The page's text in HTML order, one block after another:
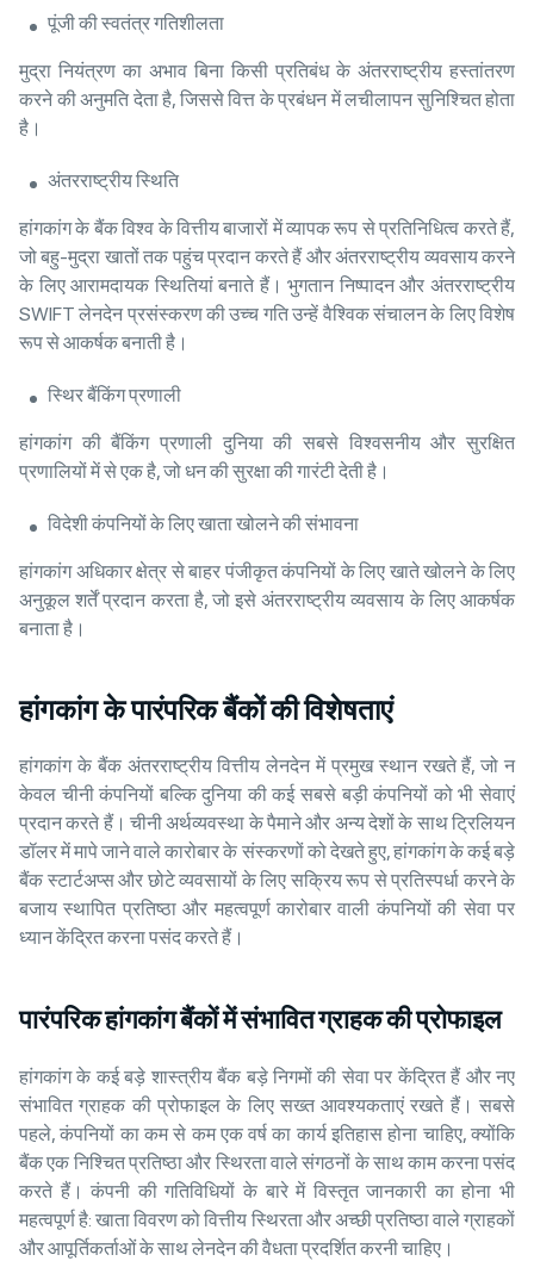
पूंजी की स्वतंत्र गतिशीलता
मुद्रा नियंत्रण का अभाव बिना किसी प्रतिबंध के अंतरराष्ट्रीय हस्तांतरण
करने की अनुमति देता है, जिससे वित्त के प्रबंधन में लचीलापन सुनिश्चित होता
है।
अंतरराष्ट्रीय स्थिति
हांगकांग के बैंक विश्व के वित्तीय बाजारों में व्यापक रूप से प्रतिनिधित्व करते हैं,
जो बहु-मुद्रा खातों तक पहुंच प्रदान करते हैं और अंतरराष्ट्रीय व्यवसाय करने
के लिए आरामदायक स्थितियां बनाते हैं। भुगतान निष्पादन और अंतरराष्ट्रीय
SWIFT लेनदेन प्रसंस्करण की उच्च गति उन्हें वैश्विक संचालन के लिए विशेष
रूप से आकर्षक बनाती है।
स्थिर बैंकिंग प्रणाली
हांगकांग की बैंकिंग प्रणाली दुनिया की सबसे विश्वसनीय और सुरक्षित
प्रणालियों में से एक है, जो धन की सुरक्षा की गारंटी देती है।
विदेशी कंपनियों के लिए खाता खोलने की संभावना
हांगकांग अधिकार क्षेत्र से बाहर पंजीकृत कंपनियों के लिए खाते खोलने के लिए
अनुकूल शर्तें प्रदान करता है, जो इसे अंतरराष्ट्रीय व्यवसाय के लिए आकर्षक
बनाता है।
हांगकांग के पारंपरिक बैंकों की विशेषताएं
हांगकांग के बैंक अंतरराष्ट्रीय वित्तीय लेनदेन में प्रमुख स्थान रखते हैं, जो न
केवल चीनी कंपनियों बल्कि दुनिया की कई सबसे बड़ी कंपनियों को भी सेवाएं
प्रदान करते हैं। चीनी अर्थव्यवस्था के पैमाने और अन्य देशों के साथ ट्रिलियन
डॉलर में मापे जाने वाले कारोबार के संस्करणों को देखते हुए, हांगकांग के कई बड़े
बैंक स्टार्टअप्स और छोटे व्यवसायों के लिए सक्रिय रूप से प्रतिस्पर्धा करने के
बजाय स्थापित प्रतिष्ठा और महत्वपूर्ण कारोबार वाली कंपनियों की सेवा पर
ध्यान केंद्रित करना पसंद करते हैं।
पारंपरिक हांगकांग बैंकों में संभावित ग्राहक की प्रोफाइल
हांगकांग के कई बड़े शास्त्रीय बैंक बड़े निगमों की सेवा पर केंद्रित हैं और नए
संभावित ग्राहक की प्रोफाइल के लिए सख्त आवश्यकताएं रखते हैं। सबसे
पहले, कंपनियों का कम से कम एक वर्ष का कार्य इतिहास होना चाहिए, क्योंकि
बैंक एक निश्चित प्रतिष्ठा और स्थिरता वाले संगठनों के साथ काम करना पसंद
करते हैं। कंपनी की गतिविधियों के बारे में विस्तृत जानकारी का होना भी
महत्वपूर्ण है: खाता विवरण को वित्तीय स्थिरता और अच्छी प्रतिष्ठा वाले ग्राहकों
और आपूर्तिकर्ताओं के साथ लेनदेन की वैधता प्रदर्शित करनी चाहिए।